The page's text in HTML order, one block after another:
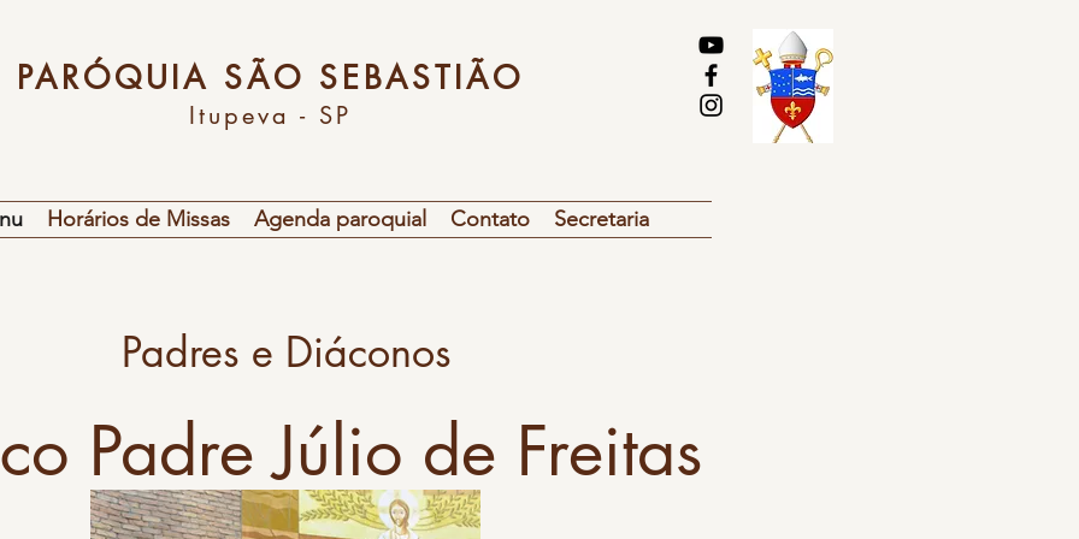
PARÓQUIA SÃO SEBASTIÃO
Itupeva - SP
Horários de Missas Agenda paroquial Contato Secretaria
Padres e Diáconos
Padre Júlio de Freitas